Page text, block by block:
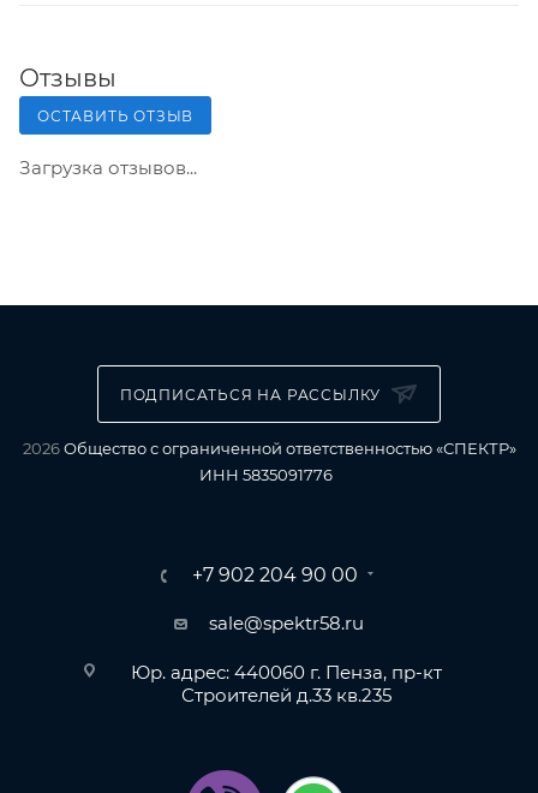
Отзывы
ОСТАВИТЬ ОТЗЫВ
Загрузка отзывов...
ПОДПИСАТЬСЯ НА РАССЫЛКУ
2026Общество с ограниченной ответственностью «СПЕКТР»
ИНН 5835091776
+7 902 204 90 00
sale@spektr58.ru
Юр. адрес: 440060 г. Пенза, пр-кт
Строителей д.33 кв.235